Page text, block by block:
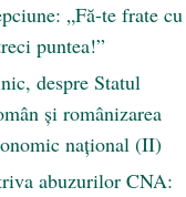
„Fă-te frate cu
puntea!”
despre Statul
şi românizarea
naţional (II)
abuzurilor CNA: